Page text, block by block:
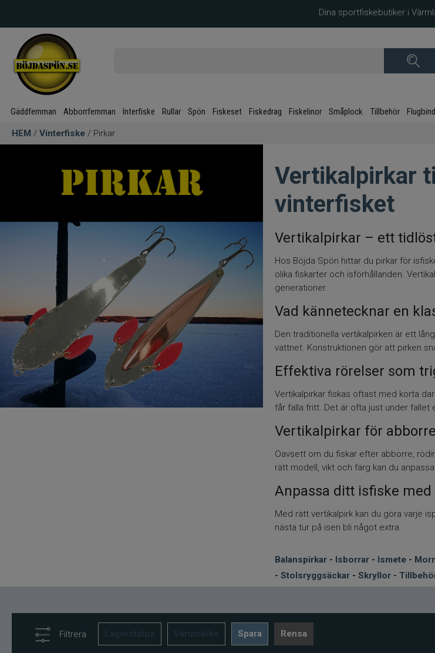
Dina sportfiskebutiker i
Gäddfemman Abborrfemman Interfiske Rullar Spön Fiskeset Fiskedrag Fiskelinor Småplock Tillbehör
HEM / Vinterfiske / Pirkar
Vertikalpirkar
vinterfisket
Vertikalpirkar – ett
Hos Böjda Spön hittar du pirkar för
olika fiskarter och isförhållanden.
generationer.
Vad kännetecknar en
Den traditionella vertikalpirken är ett
vattnet. Konstruktionen gör att pirken
Effektiva rörelser som
Vertikalpirkar fiskas oftast med korta
får falla fritt. Det är ofta just under fallet
Vertikalpirkar för
Oavsett om du fiskar efter abborre,
rätt modell, vikt och färg kan du
Anpassa ditt isfiske
Med rätt vertikalpirk kan du göra varje
nästa tur på isen bli något extra.
Balanspirkar- Isborrar- Ismete-
- Stolsryggsäckar- Skryllor-
Filtrera Spara Rensa